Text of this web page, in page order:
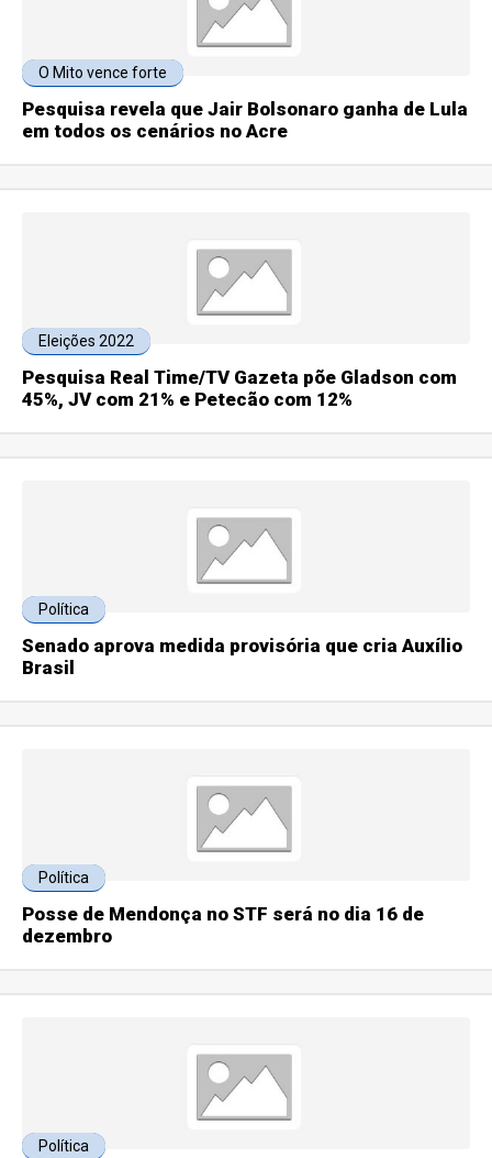
O Mito vence forte
Pesquisa revela que Jair Bolsonaro ganha de Lula
em todos os cenários no Acre
Eleições 2022
Pesquisa Real Time/TV Gazeta põe Gladson com
45%, JV com 21% e Petecão com 12%
Política
Senado aprova medida provisória que cria Auxílio
Brasil
Política
Posse de Mendonça no STF será no dia 16 de
dezembro
Política